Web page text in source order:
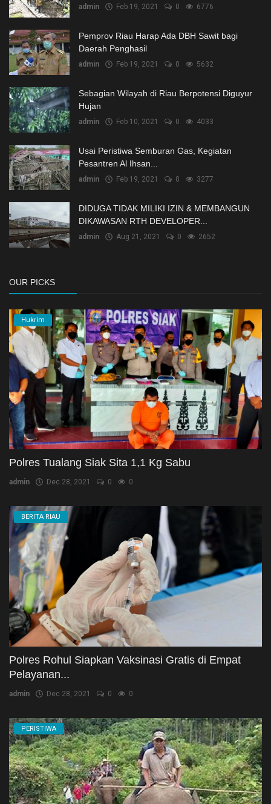
admin Feb 19, 2021 0 6776
Pemprov Riau Harap Ada DBH Sawit bagi
Daerah Penghasil
admin Feb 19, 2021 0 5632
Sebagian Wilayah di Riau Berpotensi Diguyur
Hujan
admin Feb 10, 2021 0 4033
Usai Peristiwa Semburan Gas, Kegiatan
Pesantren Al Ihsan...
admin Feb 19, 2021 0 3277
DIDUGA TIDAK MILIKI IZIN & MEMBANGUN
DIKAWASAN RTH DEVELOPER...
admin Aug 21, 2021 0 2652
OUR PICKS
Hukrim
Polres Tualang Siak Sita 1,1 Kg Sabu
admin Dec 28, 2021 0 0
BERITA RIAU
Polres Rohul Siapkan Vaksinasi Gratis di Empat
Pelayanan...
admin Dec 28, 2021 0 0
PERISTIWA